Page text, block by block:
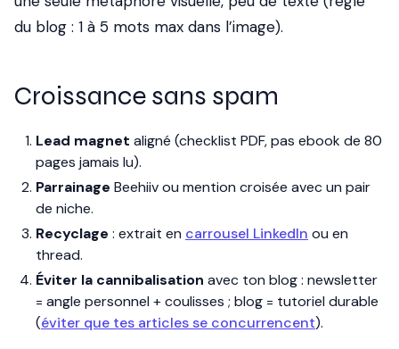
du blog : 1 à 5 mots max dans l’image).
Croissance sans spam
Lead magnet aligné (checklist PDF, pas ebook de 80
pages jamais lu).
Parrainage Beehiiv ou mention croisée avec un pair
de niche.
Recyclage : extrait en carrousel LinkedIn ou en
thread.
Éviter la cannibalisation avec ton blog : newsletter
= angle personnel + coulisses ; blog = tutoriel durable
(éviter que tes articles se concurrencent).